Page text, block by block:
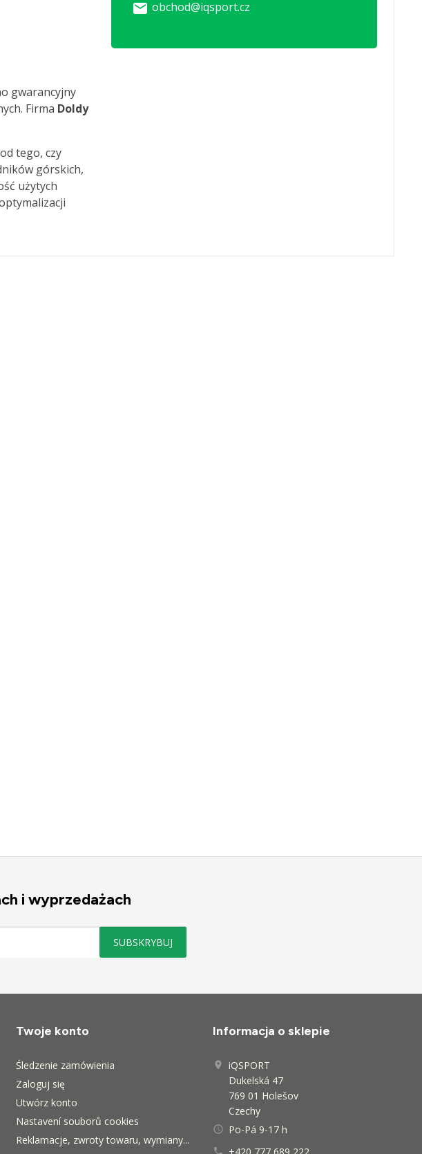
gwarancyjny
Firma Doldy
tego, czy
górskich,
użytych
email obchod@iqsport.cz
i wyprzedażach
Twoje konto
Śledzenie zamówienia
Zaloguj się
Utwórz konto
Nastavení souborů cookies
Reklamacje, zwroty towaru, wymiany...
Informacja o sklepie

iQSPORT
Dukelská 47
769 01 Holešov
Czechy
access_time Po-Pá 9-17 h
